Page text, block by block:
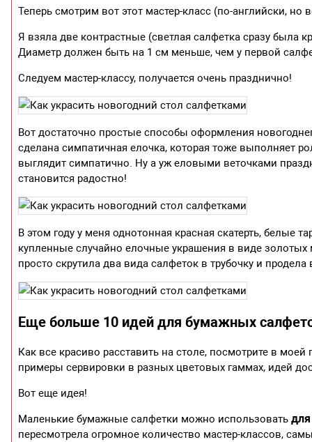
Теперь смотрим вот этот мастер-класс (по-английски,
Я взяла две контрастные (светлая салфетка сразу была
Диаметр должен быть на 1 см меньше, чем у первой
Следуем мастер-классу, получается очень празднично!
Вот достаточно простые способы оформления
сделана симпатичная елочка, которая тоже выполняет
выглядит симпатично. Ну а уж еловыми веточками
становится радостно!
В этом году у меня однотонная красная скатерть, белые
купленные случайно елочные украшения в виде
просто скрутила два вида салфеток в трубочку и
Еще больше 10 идей для бумажных
Как все красиво расставить на столе, посмотрите в
примеры сервировки в разных цветовых гаммах, идей
Вот еще идея!
Маленькие бумажные салфетки можно использовать
пересмотрела огромное количество мастер-классов,